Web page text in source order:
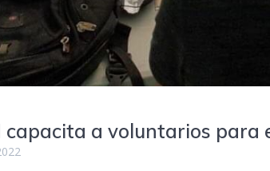
capacita a voluntarios